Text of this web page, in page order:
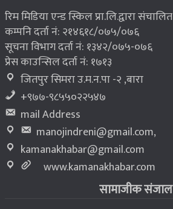
रिम मिडिया एन्ड स्किल प्रा.लि.द्वारा संचालित
कम्पनि दर्ता नं: २१४६१८/०७५/०७६
सूचना विभाग दर्ता नं: १३४२/०७५-०७६
प्रेस काउन्सिल दर्ता नं: १७१३
जितपुर सिमरा उ.म.न.पा -२ ,बारा
+९७७-९८५५०२२५४७
mail Address
manojindreni@gmail.com,
kamanakhabar@gmail.com
www.kamanakhabar.com
सामाजीक संजाल